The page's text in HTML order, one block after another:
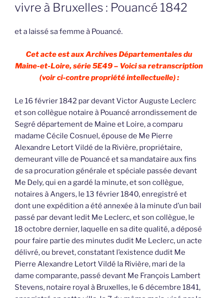
vivre à Bruxelles : Pouancé 1842
et a laissé sa femme à Pouancé.
Cet acte est aux Archives Départementales du
Maine-et-Loire, série 5E49 – Voici sa retranscription
(voir ci-contre propriété intellectuelle) :
Le 16 février 1842 par devant Victor Auguste Leclerc
et son collègue notaire à Pouancé arrondissement de
Segré département de Maine et Loire, a comparu
madame Cécile Cosnuel, épouse de Me Pierre
Alexandre Letort Vildé de la Rivière, propriétaire,
demeurant ville de Pouancé et sa mandataire aux fins
de sa procuration générale et spéciale passée devant
Me Dely, qui en a gardé la minute, et son collègue,
notaires à Angers, le 13 février 1840, enregistré et
dont une expédition a été annexée à la minute d’un bail
passé par devant ledit Me Leclerc, et son collègue, le
18 octobre dernier, laquelle en sa dite qualité, a déposé
pour faire partie des minutes dudit Me Leclerc, un acte
délivré, ou brevet, constatant l’existence dudit Me
Pierre Alexandre Letort Vildé la Rivière, mari de la
dame comparante, passé devant Me François Lambert
Stevens, notaire royal à Bruxelles, le 6 décembre 1841,